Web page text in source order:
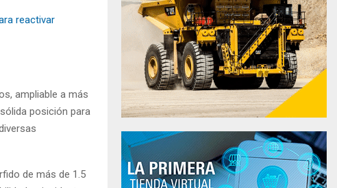
reactivar
ampliable a más
posición para
de más de 1.5